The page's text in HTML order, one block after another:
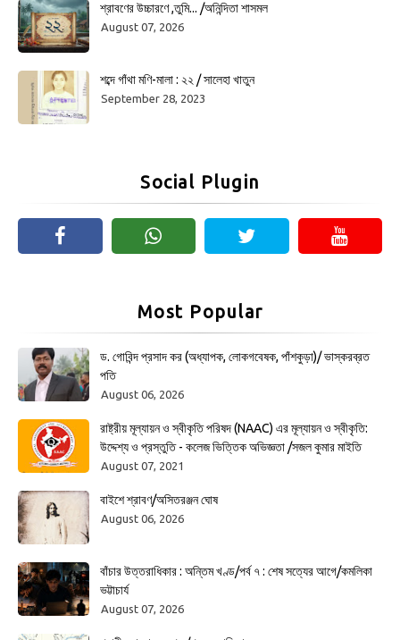
শ্রাবণের উচ্চারণে ,তুমি... /অনিন্দিতা শাসমল
August 07, 2026
শব্দে গাঁথা মণি-মালা : ২২ / সালেহা খাতুন
September 28, 2023
Social Plugin
Most Popular
ড. গোবিন্দ প্রসাদ কর (অধ্যাপক, লোকগবেষক, পাঁশকুড়া)/ ভাস্করব্রত
পতি
August 06, 2026
রাষ্ট্রীয় মূল্যায়ন ও স্বীকৃতি পরিষদ (NAAC) এর মূল্যায়ন ও স্বীকৃতি:
উদ্দেশ্য ও প্রস্তুতি - কলেজ ভিত্তিক অভিজ্ঞতা /সজল কুমার মাইতি
August 07, 2021
বাইশে শ্রাবণ/অসিতরঞ্জন ঘোষ
August 06, 2026
বাঁচার উত্তরাধিকার : অন্তিম খণ্ড/পর্ব ৭ : শেষ সত্যের আগে/কমলিকা
ভট্টাচার্য
August 07, 2026